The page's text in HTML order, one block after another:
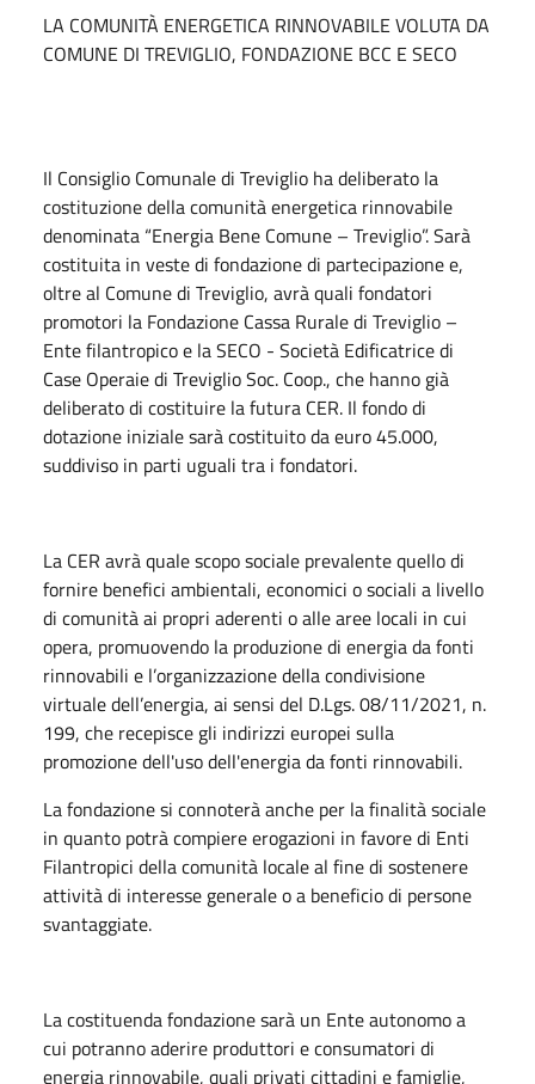
LA COMUNITÀ ENERGETICA RINNOVABILE VOLUTA DA
COMUNE DI TREVIGLIO, FONDAZIONE BCC E SECO
Il Consiglio Comunale di Treviglio ha deliberato la
costituzione della comunità energetica rinnovabile
denominata “Energia Bene Comune – Treviglio”. Sarà
costituita in veste di fondazione di partecipazione e,
oltre al Comune di Treviglio, avrà quali fondatori
promotori la Fondazione Cassa Rurale di Treviglio –
Ente filantropico e la SECO - Società Edificatrice di
Case Operaie di Treviglio Soc. Coop., che hanno già
deliberato di costituire la futura CER. Il fondo di
dotazione iniziale sarà costituito da euro 45.000,
suddiviso in parti uguali tra i fondatori.
La CER avrà quale scopo sociale prevalente quello di
fornire benefici ambientali, economici o sociali a livello
di comunità ai propri aderenti o alle aree locali in cui
opera, promuovendo la produzione di energia da fonti
rinnovabili e l’organizzazione della condivisione
virtuale dell’energia, ai sensi del D.Lgs. 08/11/2021, n.
199, che recepisce gli indirizzi europei sulla
promozione dell'uso dell'energia da fonti rinnovabili.
La fondazione si connoterà anche per la finalità sociale
in quanto potrà compiere erogazioni in favore di Enti
Filantropici della comunità locale al fine di sostenere
attività di interesse generale o a beneficio di persone
svantaggiate.
La costituenda fondazione sarà un Ente autonomo a
cui potranno aderire produttori e consumatori di
energia rinnovabile, quali privati cittadini e famiglie,